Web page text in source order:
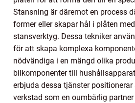
Stansning är däremot en process
former eller skapar hål i plåten
stansverktyg. Dessa tekniker
för att skapa komplexa
nödvändiga i en mängd olika
bilkomponenter till
erbjuda dessa tjänster
verkstad som en oumbärlig